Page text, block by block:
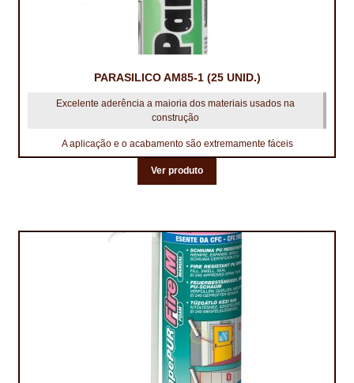
PARASILICO AM85-1 (25 UNID.)
Excelente aderência a maioria dos materiais usados na
construção
A aplicação e o acabamento são extremamente fáceis
Ver produto